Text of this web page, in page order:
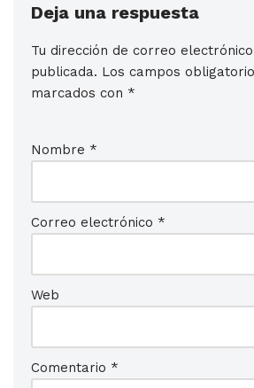
Deja una respuesta
Tu dirección de correo
publicada. Los campos
marcados con *
Nombre *
Correo electrónico *
Web
Comentario *